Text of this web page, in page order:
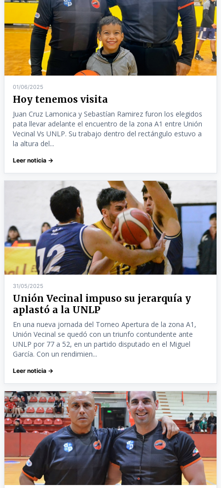
01/06/2025
Hoy tenemos visita
Juan Cruz Lamonica y Sebastían Ramirez furon los elegidos
pata llevar adelante el encuentro de la zona A1 entre Unión
Vecinal Vs UNLP. Su trabajo dentro del rectángulo estuvo a
la altura del...
Leer noticia →
31/05/2025
Unión Vecinal impuso su jerarquía y
aplastó a la UNLP
En una nueva jornada del Torneo Apertura de la zona A1,
Unión Vecinal se quedó con un triunfo contundente ante
UNLP por 77 a 52, en un partido disputado en el Miguel
García. Con un rendimien...
Leer noticia →